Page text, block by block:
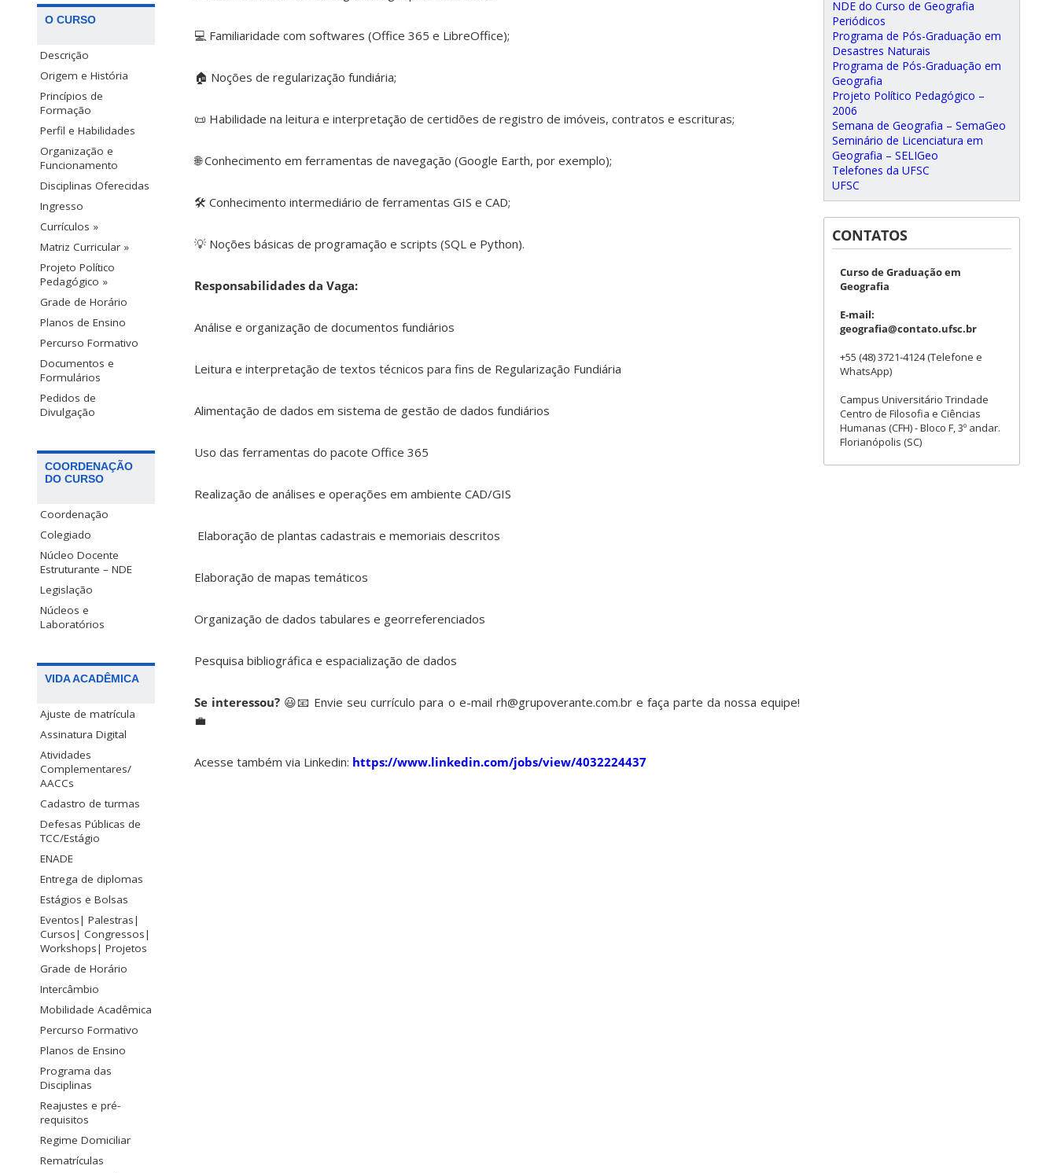
O CURSO
Descrição
Origem e História
Princípios de
Formação
Perfil e Habilidades
Organização e
Funcionamento
Disciplinas Oferecidas
Ingresso
Currículos »
Matriz Curricular »
Projeto Político
Pedagógico »
Grade de Horário
Planos de Ensino
Percurso Formativo
Documentos e
Formulários
Pedidos de
Divulgação
COORDENAÇÃO
DO CURSO
Coordenação
Colegiado
Núcleo Docente
Estruturante – NDE
Legislação
Núcleos e
Laboratórios
VIDA ACADÊMICA
Ajuste de matrícula
Assinatura Digital
Atividades
Complementares/
AACCs
Cadastro de turmas
Defesas Públicas de
TCC/Estágio
ENADE
Entrega de diplomas
Estágios e Bolsas
Eventos| Palestras|
Cursos| Congressos|
Workshops| Projetos
Grade de Horário
Intercâmbio
Mobilidade Acadêmica
Percurso Formativo
Planos de Ensino
Programa das
Disciplinas
Reajustes e pré-
requisitos
Regime Domiciliar
Rematrículas
💻 Familiaridade com softwares (Office 365 e LibreOffice);
🏠 Noções de regularização fundiária;
📜 Habilidade na leitura e interpretação de certidões de registro de imóveis, contratos e escrituras;
🌐 Conhecimento em ferramentas de navegação (Google Earth, por exemplo);
🛠️ Conhecimento intermediário de ferramentas GIS e CAD;
💡 Noções básicas de programação e scripts (SQL e Python).
Responsabilidades da Vaga:
Análise e organização de documentos fundiários
Leitura e interpretação de textos técnicos para fins de Regularização Fundiária
Alimentação de dados em sistema de gestão de dados fundiários
Uso das ferramentas do pacote Office 365
Realização de análises e operações em ambiente CAD/GIS
️ Elaboração de plantas cadastrais e memoriais descritos
Elaboração de mapas temáticos
Organização de dados tabulares e georreferenciados
Pesquisa bibliográfica e espacialização de dados
Se interessou? 😃📧 Envie seu currículo para o e-mail rh@grupoverante.com.br e faça parte da nossa equipe!
💼
Acesse também via Linkedin: https://www.linkedin.com/jobs/view/4032224437
NDE do Curso de Geografia
Periódicos
Programa de Pós-Graduação em
Desastres Naturais
Programa de Pós-Graduação em
Geografia
Projeto Político Pedagógico –
2006
Semana de Geografia – SemaGeo
Seminário de Licenciatura em
Geografia – SELIGeo
Telefones da UFSC
UFSC
CONTATOS
Curso de Graduação em
Geografia
E-mail:
geografia@contato.ufsc.br
+55 (48) 3721-4124 (Telefone e
WhatsApp)
Campus Universitário Trindade
Centro de Filosofia e Ciências
Humanas (CFH) - Bloco F, 3º andar.
Florianópolis (SC)